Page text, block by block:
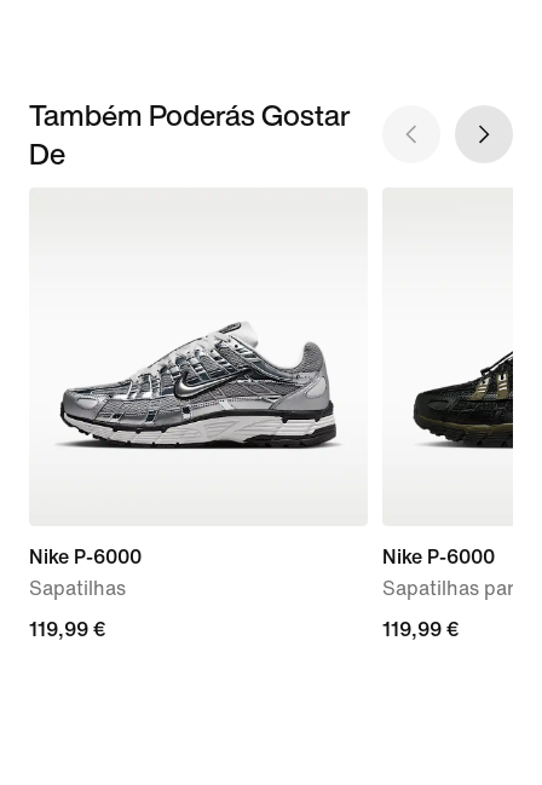
Também Poderás Gostar
De
Nike P-6000
Sapatilhas
119,99
119,99 €
Nike P-6000
Sapatilhas para
119,99
119,99 €